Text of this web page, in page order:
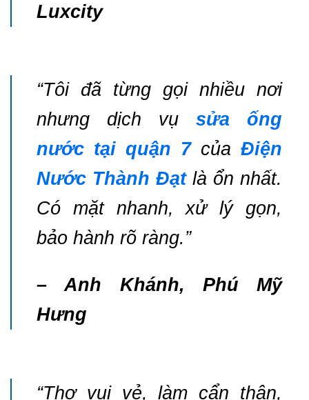
Luxcity
“Tôi đã từng gọi nhiều nơi
nhưng dịch vụ sửa ống
nước tại quận 7của Điện
Nước Thành Đạtlà ổn nhất.
Có mặt nhanh, xử lý gọn,
bảo hành rõ ràng.”
– Anh Khánh, Phú Mỹ
Hưng
“Thợ vui vẻ, làm cẩn thận,